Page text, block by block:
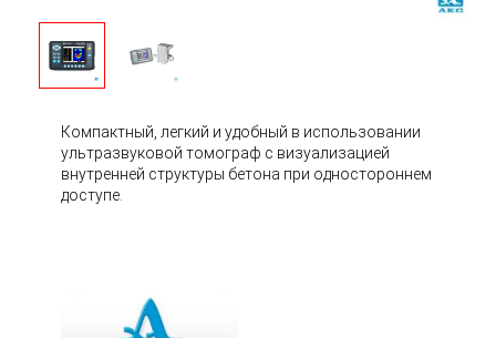
Компактный, легкий и удобный в использовании
ультразвуковой томограф с визуализацией
внутренней структуры бетона при одностороннем
доступе.